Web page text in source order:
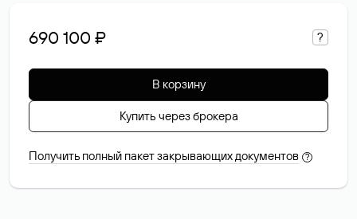
690 100 ₽ ?
В корзину
Купить через брокера
Получить полный пакет закрывающих документов ?